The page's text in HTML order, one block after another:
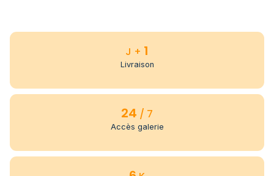
J + 1
Livraison
24 / 7
Accès galerie